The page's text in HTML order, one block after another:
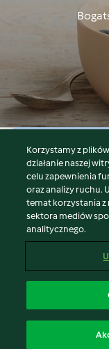
© Copyright 2026
Warunki korzystania
Polityka prywatności
Disclaimer
Znak wydawcy
Zgłoś treść
Oświadczenie o
Korzystamy z
działanie naszej
celu zapewnienia
oraz analizy ruchu.
temat korzystania
sektora mediów
analitycznego.